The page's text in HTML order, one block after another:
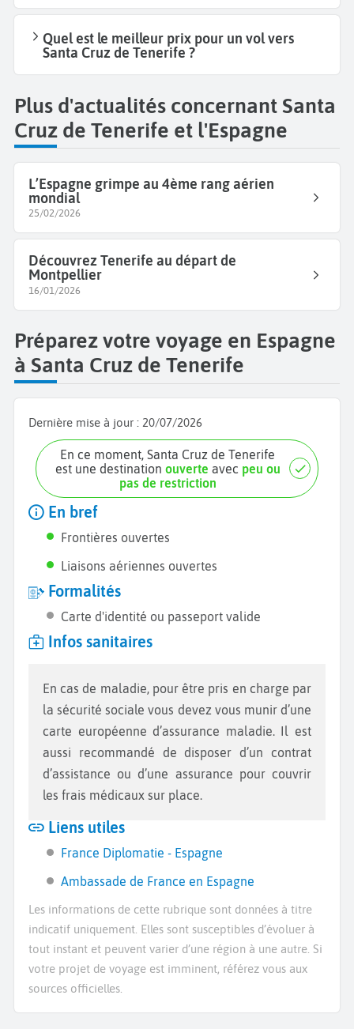
Quel est le meilleur prix pour un vol vers
Santa Cruz de Tenerife ?
Plus d'actualités concernant Santa
Cruz de Tenerife et l'Espagne
L’Espagne grimpe au 4ème rang aérien
mondial
25/02/2026
Découvrez Tenerife au départ de
Montpellier
16/01/2026
Préparez votre voyage en Espagne
à Santa Cruz de Tenerife
Dernière mise à jour : 20/07/2026
En ce moment, Santa Cruz de Tenerife
est une destination ouverte avec peu ou
pas de restriction
En bref
Frontières ouvertes
Liaisons aériennes ouvertes
Formalités
Carte d'identité ou passeport valide
Infos sanitaires
En cas de maladie, pour être pris en charge par
la sécurité sociale vous devez vous munir d’une
carte européenne d’assurance maladie. Il est
aussi recommandé de disposer d’un contrat
d’assistance ou d’une assurance pour couvrir
les frais médicaux sur place.
Liens utiles
France Diplomatie - Espagne
Ambassade de France en Espagne
Les informations de cette rubrique sont données à titre
indicatif uniquement. Elles sont susceptibles d’évoluer à
tout instant et peuvent varier d’une région à une autre. Si
votre projet de voyage est imminent, référez vous aux
sources officielles.